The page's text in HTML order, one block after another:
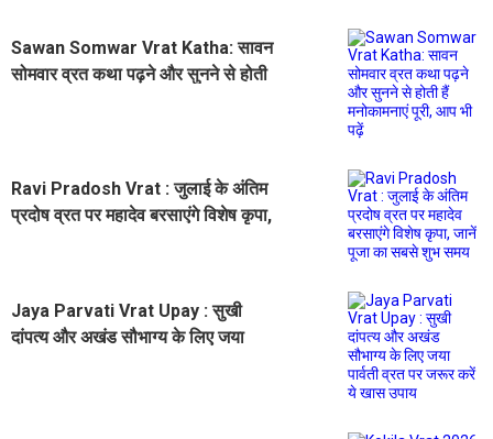
Sawan Somwar Vrat Katha: सावन
सोमवार व्रत कथा पढ़ने और सुनने से होती
Ravi Pradosh Vrat : जुलाई के अंतिम
प्रदोष व्रत पर महादेव बरसाएंगे विशेष कृपा,
Jaya Parvati Vrat Upay : सुखी
दांपत्य और अखंड सौभाग्य के लिए जया